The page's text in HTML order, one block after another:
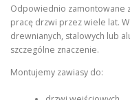
Odpowiednio zamontowane
pracę drzwi przez wiele lat.
drewnianych, stalowych lub
szczególne znaczenie.
Montujemy zawiasy do: